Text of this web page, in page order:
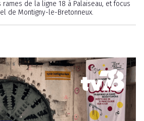
de la ligne 18 à Palaiseau, et focus
de Montigny-le-Bretonneux.